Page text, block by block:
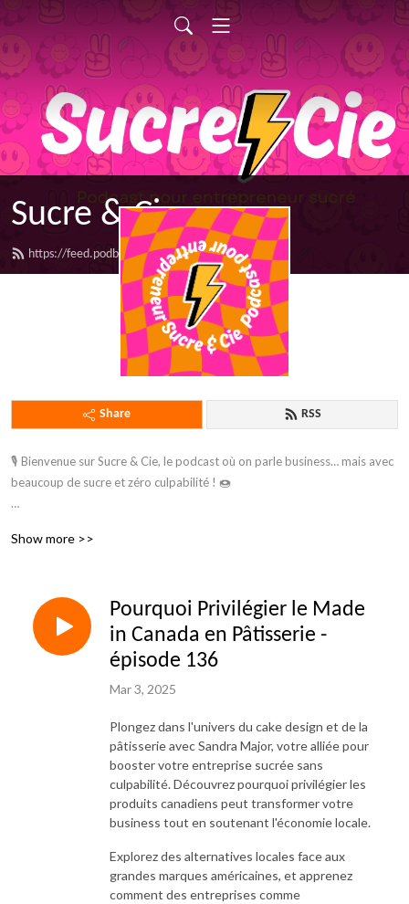
Sucre & Cie
https://feed.podbean.com/sucreetcie/feed.xml
Share RSS
🎙️ Bienvenue sur Sucre & Cie, le podcast où on parle business… mais avec
beaucoup de sucre et zéro culpabilité ! 🍩
sucrés. Que vous soyez cake designer, pro des cupcakes, dompteur de
Au menu : du marketing qui donne envie, des astuces pour chouchouter
vos clients, des conseils d’organisation pour éviter de finir enseveli sous
des montagnes de sprinkles… bref, tout ce qu’il faut pour que votre
entreprise soit aussi irrésistible que vos créations.
Alors, enfilez votre tablier, attrapez votre boisson préférée, et c’est parti
pour un nouvel épisode de Sucre & Cie ! 🍰🎧
Show more >>
Pourquoi Privilégier le Made
in Canada en Pâtisserie -
épisode 136
Mar 3, 2025
Plongez dans l'univers du cake design et de la
pâtisserie avec Sandra Major, votre alliée pour
booster votre entreprise sucrée sans
culpabilité. Découvrez pourquoi privilégier les
produits canadiens peut transformer votre
business tout en soutenant l'économie locale.
Explorez des alternatives locales face aux
grandes marques américaines, et apprenez
comment des entreprises comme